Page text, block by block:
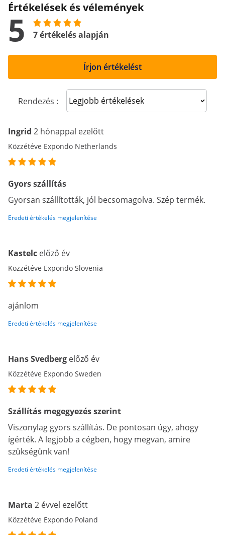
Értékelések és vélemények
5 7 értékelés alapján
Írjon értékelést
Rendezés : Sort reviews
Ingrid 2 hónappal ezelőtt
Közzétéve Expondo Netherlands
Gyors szállítás
Gyorsan szállították, jól becsomagolva. Szép termék.
Eredeti értékelés megjelenítése
Kastelc előző év
Közzétéve Expondo Slovenia
ajánlom
Eredeti értékelés megjelenítése
Hans Svedberg előző év
Közzétéve Expondo Sweden
Szállítás megegyezés szerint
Viszonylag gyors szállítás. De pontosan úgy, ahogy
ígérték. A legjobb a cégben, hogy megvan, amire
szükségünk van!
Eredeti értékelés megjelenítése
Marta 2 évvel ezelőtt
Közzétéve Expondo Poland